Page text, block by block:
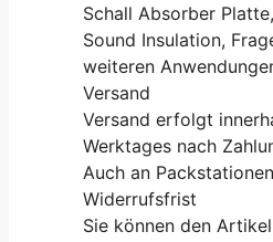
Schall Absorber
Sound Insulation,
weiteren
Versand
Versand erfolgt
Werktages nach
Auch an
Widerrufsfrist
Sie können den